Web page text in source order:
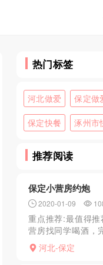
热门标签
河北做爱 保定做
保定快餐 涿州市
推荐阅读
保定小营房约炮
2020-01-09
重点推荐:最值得
营房找同学喝酒，
转了一下，一个老
看看，妹子奶子比
河北-保定